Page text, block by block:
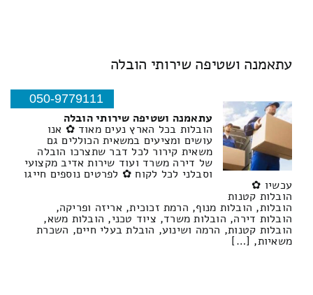
עתאמנה ושטיפה שירותי הובלה
050-9779111
עתאמנה ושטיפה שירותי הובלה
הובלות בכל הארץ נעים מאוד ✿ אנו
עושים ומציעים במשאית הכוללים גם
משאית קירור לכל דבר שתצרכו הובלה
של דירה משרד ועוד שירות אדיב מקצועי
וסבלני לכל לקוח ✿ לפרטים נוספים חייגו
עכשיו ✿
הובלות קטנות
הובלות, הובלות מנוף, הרמת זכוכית, אריזה ופריקה,
הובלות דירה, הובלות משרד, ציוד טכני, הובלות משא,
הובלות קטנות, הרמה ושינוע, הובלת בעלי חיים, השכרת
משאיות, […]